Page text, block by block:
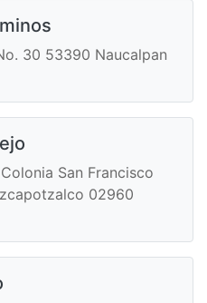
30 53390 Naucalpan
San Francisco
02960